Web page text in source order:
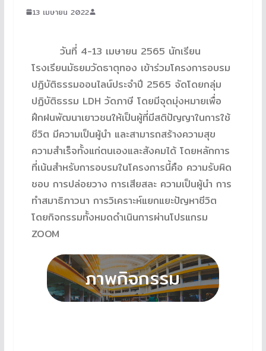
13 เมษายน 2022
วันที่ 4-13 เมษายน 2565 นักเรียน
โรงเรียนมัธยมวัดธาตุทอง เข้าร่วมโครงการอบรม
ปฏิบัติธรรมออนไลน์ประจำปี 2565 จัดโดยกลุ่ม
ปฏิบัติธรรม LDH วัดภาษี โดยมีจุดมุ่งหมายเพื่อ
ฝึกฝนพัฒนาเยาวชนให้เป็นผู้ที่มีสติปัญญาในการใช้
ชีวิต มีความเป็นผู้นำ และสามารถสร้างความสุข
ความสำเร็จทั้งแก่ตนเองและสังคมได้ โดยหลักการ
ที่เน้นสำหรับการอบรมในโครงการนี้คือ ความรับผิด
ชอบ การปล่อยวาง การเสียสละ ความเป็นผู้นำ การ
ทำสมาธิภาวนา การวิเคราะห์แยกแยะปัญหาชีวิต
โดยกิจกรรมทั้งหมดดำเนินการผ่านโปรแกรม
ZOOM